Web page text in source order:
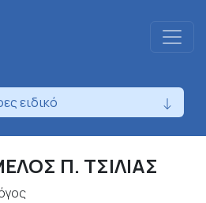
ειδικό
Π. ΤΣΙΛΙΑΣ